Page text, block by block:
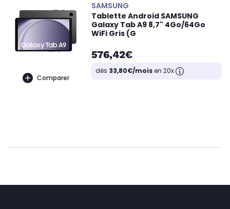
Comparer
SAMSUNG
Tablette Android SAMSUNG
Galaxy Tab A9 8,7" 4Go/64Go
WiFi Gris (G
576,42€
dès 33,80€/moisen 20x